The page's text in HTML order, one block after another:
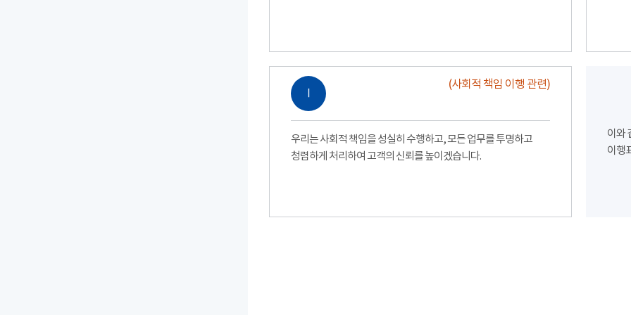
Ⅰ
(사회적 책임 이행 관련)
우리는 사회적 책임을 성실히 수행하고, 모든 업무를 투명하고
청렴하게 처리하여 고객의 신뢰를 높이겠습니다.
이와
이행